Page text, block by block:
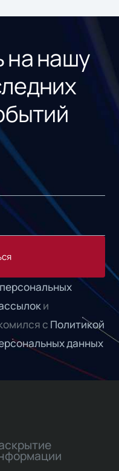
на нашу
персональных
и
с Политикой
данных